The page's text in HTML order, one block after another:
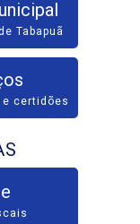
Tabapuã
e certidões